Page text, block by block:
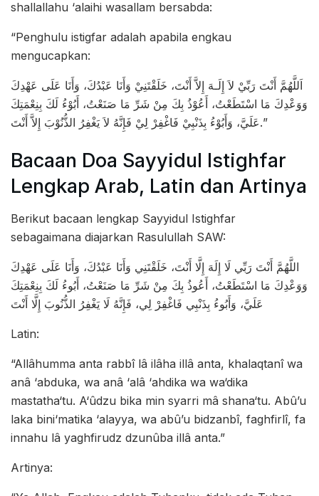
shallallahu ‘alaihi wasallam bersabda:
“Penghulu istigfar adalah apabila engkau
mengucapkan:
اَللَّهُمَّ أَنْتَ رَبِّيْ لاَ إِلَـهَ إِلاَّ أَنْتَ، خَلَقْتَنِيْ وَأَنَا عَبْدُكَ، وَأَنَا عَلَى عَهْدِكَ
وَوَعْدِكَ مَا اسْتَطَعْتُ، أَعُوْذُ بِكَ مِنْ شَرِّ مَا صَنَعْتُ، أَبُوْءُ لَكَ بِنِعْمَتِكَ
عَلَيَّ، وَأَبُوْءُ بِذَنْبِيْ فَاغْفِرْ لِيْ فَإِنَّهُ لاَ يَغْفِرُ الذُّنُوْبَ إِلاَّ أَنْتَ.”
Bacaan Doa Sayyidul Istighfar
Lengkap Arab, Latin dan Artinya
Berikut bacaan lengkap Sayyidul Istighfar
sebagaimana diajarkan Rasulullah SAW:
اللَّهُمَّ أَنْتَ رَبِّي لَا إِلَهَ إِلَّا أَنْتَ، خَلَقْتَنِي وَأَنَا عَبْدُكَ، وَأَنَا عَلَى عَهْدِكَ
وَوَعْدِكَ مَا اسْتَطَعْتُ، أَعُوذُ بِكَ مِنْ شَرِّ مَا صَنَعْتُ، أَبُوءُ لَكَ بِنِعْمَتِكَ
عَلَيَّ، وَأَبُوءُ بِذَنْبِي فَاغْفِرْ لِي، فَإِنَّهُ لَا يَغْفِرُ الذُّنُوبَ إِلَّا أَنْتَ
Latin:
“Allâhumma anta rabbî lâ ilâha illâ anta, khalaqtanî wa
anâ ‘abduka, wa anâ ‘alâ ‘ahdika wa wa‘dika
mastatha‘tu. A‘ûdzu bika min syarri mâ shana‘tu. Abû’u
laka bini‘matika ‘alayya, wa abû’u bidzanbî, faghfirlî, fa
innahu lâ yaghfirudz dzunûba illâ anta.”
Artinya: